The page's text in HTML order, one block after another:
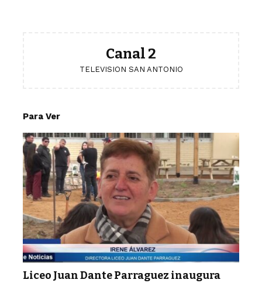
Canal 2
TELEVISION SAN ANTONIO
Para Ver
Liceo Juan Dante Parraguez inaugura